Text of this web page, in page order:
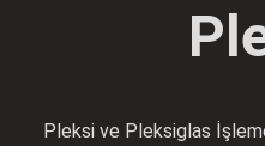
Pleksi ve Pleksiglas